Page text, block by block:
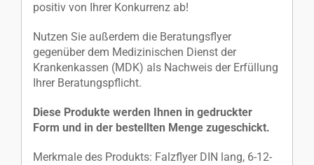
positiv von Ihrer Konkurrenz ab!
Nutzen Sie außerdem die Beratungsflyer
gegenüber dem Medizinischen Dienst der
Krankenkassen (MDK) als Nachweis der Erfüllung
Ihrer Beratungspflicht.
Diese Produkte werden Ihnen in gedruckter
Form und in der bestellten Menge zugeschickt.
Merkmale des Produkts: Falzflyer DIN lang, 6-12-